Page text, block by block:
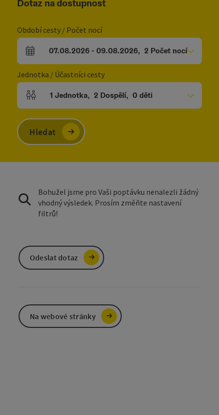
Dotaz na dostupnost
Období cesty / Počet nocí
Pole příjezdu a odjezdu
07.08.2026- 09.08.2026, 2 Počet nocí
Jednotka / Účastníci cesty
Počet jednotek a polí pro osoby
1 Jednotka, 2 Dospělí, 0děti
Hledat
Bohužel jsme pro Vaši poptávku nenalezli žádný
vhodný výsledek. Prosím změňte nastavení
filtrů!
Odeslat dotaz
Na webové stránky